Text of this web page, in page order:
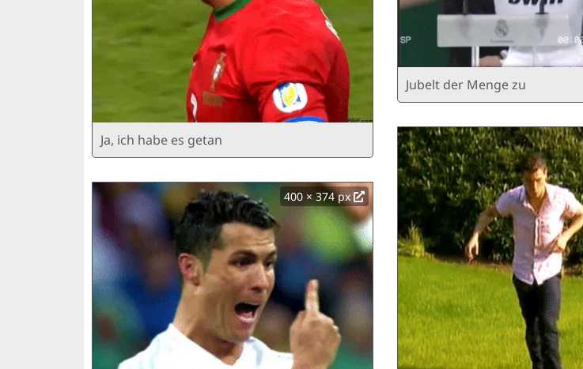
Ja, ich habe es getan
400 × 374 px
Jubelt der Menge zu